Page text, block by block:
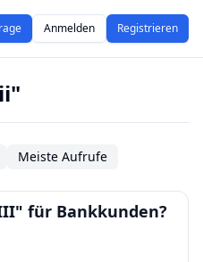
Anmelden Registrieren
Meiste Aufrufe
für Bankkunden?